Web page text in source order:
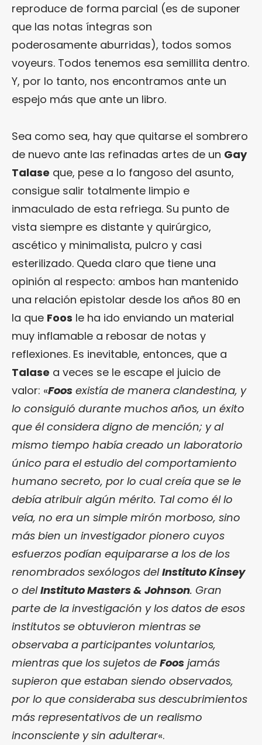
reproduce de forma parcial (es de suponer
que las notas íntegras son
poderosamente aburridas), todos somos
voyeurs. Todos tenemos esa semillita dentro.
Y, por lo tanto, nos encontramos ante un
espejo más que ante un libro.
Sea como sea, hay que quitarse el sombrero
de nuevo ante las refinadas artes de un Gay
Talase que, pese a lo fangoso del asunto,
consigue salir totalmente limpio e
inmaculado de esta refriega. Su punto de
vista siempre es distante y quirúrgico,
ascético y minimalista, pulcro y casi
esterilizado. Queda claro que tiene una
opinión al respecto: ambos han mantenido
una relación epistolar desde los años 80 en
la que Foos le ha ido enviando un material
muy inflamable a rebosar de notas y
reflexiones. Es inevitable, entonces, que a
Talase a veces se le escape el juicio de
valor: «Foos existía de manera clandestina, y
lo consiguió durante muchos años, un éxito
que él considera digno de mención; y al
mismo tiempo había creado un laboratorio
único para el estudio del comportamiento
humano secreto, por lo cual creía que se le
debía atribuir algún mérito. Tal como él lo
veía, no era un simple mirón morboso, sino
más bien un investigador pionero cuyos
esfuerzos podían equipararse a los de los
renombrados sexólogos delInstituto Kinsey
o delInstituto Masters & Johnson. Gran
parte de la investigación y los datos de esos
institutos se obtuvieron mientras se
observaba a participantes voluntarios,
mientras que los sujetos de Foos jamás
supieron que estaban siendo observados,
por lo que consideraba sus descubrimientos
más representativos de un realismo
inconsciente y sin adulterar«.